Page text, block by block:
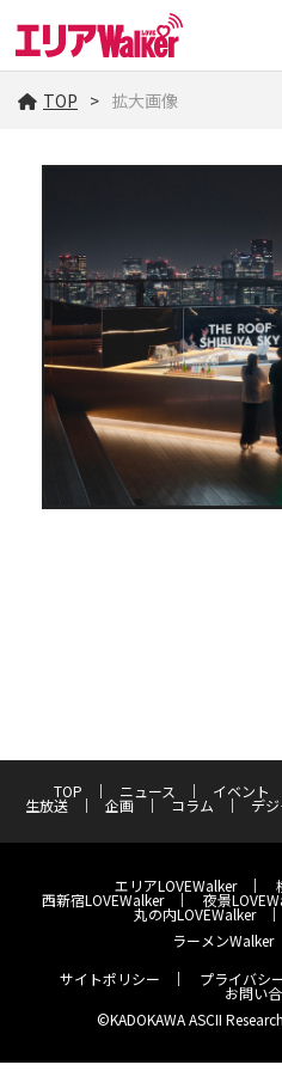
TOP 拡大画像
TOP ニュース イベント
生放送 企画 コラム デ
エリアLOVEWalker
西新宿LOVEWalker 夜景
丸の内LOVEWalker
ラーメンWalker
サイトポリシー
プライバシ
お問い
©KADOKAWA ASCII